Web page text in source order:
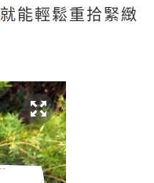
就能輕鬆重拾緊緻